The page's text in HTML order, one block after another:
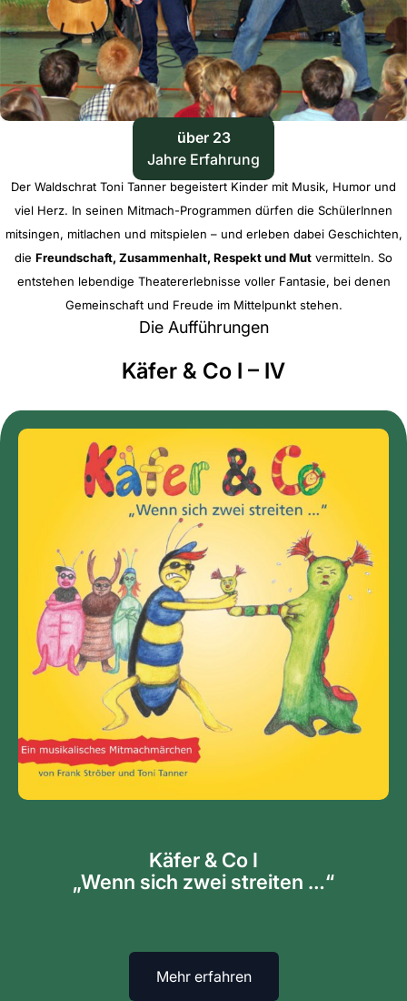
über 23
Jahre Erfahrung
Der Waldschrat Toni Tanner begeistert Kinder mit Musik, Humor und
viel Herz. In seinen Mitmach-Programmen dürfen die SchülerInnen
mitsingen, mitlachen und mitspielen – und erleben dabei Geschichten,
die Freundschaft, Zusammenhalt, Respekt und Mut vermitteln. So
entstehen lebendige Theatererlebnisse voller Fantasie, bei denen
Gemeinschaft und Freude im Mittelpunkt stehen.
Die Aufführungen
Käfer & Co I – IV
Käfer & Co I
„Wenn sich zwei streiten …“
Mehr erfahren